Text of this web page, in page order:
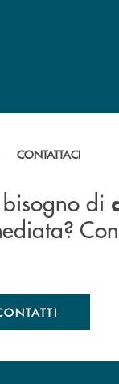
Monte
di
CONTATTACI
di